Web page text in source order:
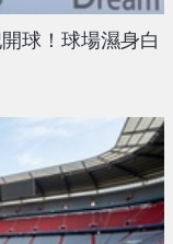
球！球場濕身白